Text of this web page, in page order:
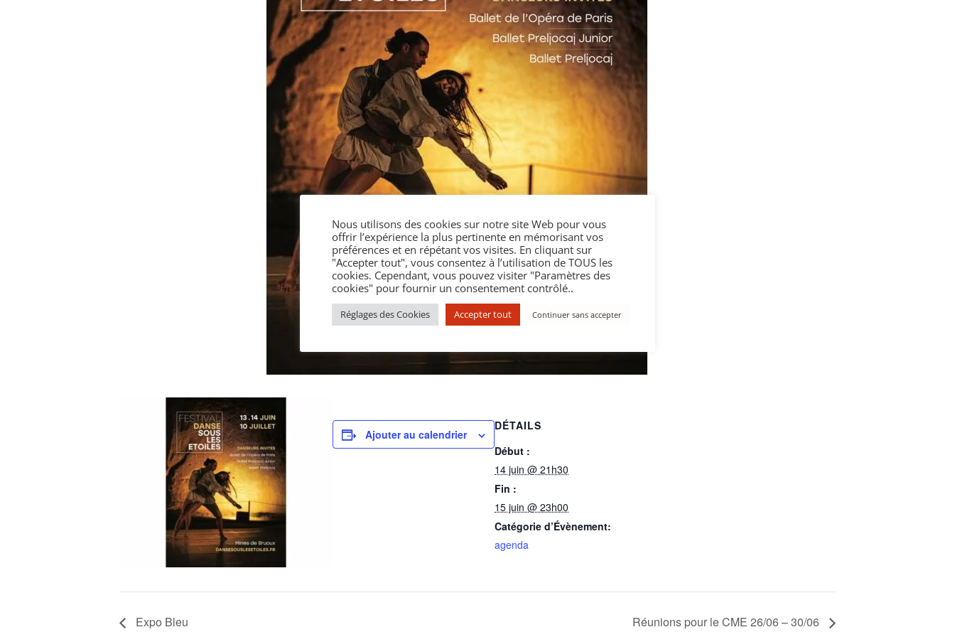
Ajouter au calendrier
DÉTAILS
Début :
14 juin @ 21h30
Fin :
15 juin @ 23h00
Catégorie d’Évènement:
agenda
Expo Bleu Réunions pour le CME 26/06 – 30/06
Nous utilisons des cookies sur notre site Web pour vous
offrir l’expérience la plus pertinente en mémorisant vos
préférences et en répétant vos visites. En cliquant sur
"Accepter tout", vous consentez à l’utilisation de TOUS les
cookies. Cependant, vous pouvez visiter "Paramètres des
cookies" pour fournir un consentement contrôlé..
Réglages des Cookies Accepter tout Continuer sans accepter